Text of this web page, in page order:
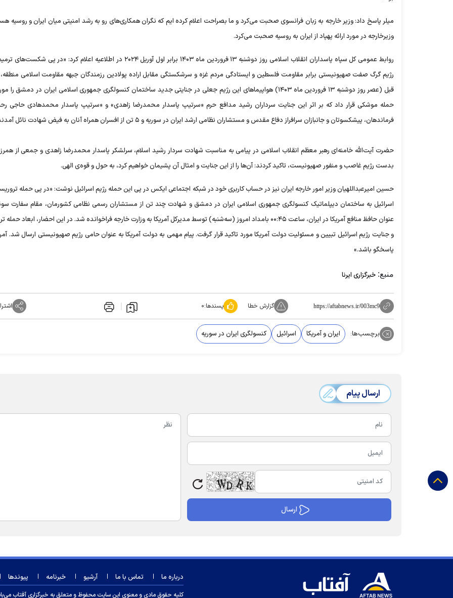
میلر پاسخ داد: وزیر خارجه به زبان فرانسوی صحبت می‌کرد و ما بصراحت اعلام کرده ایم که نگران همکاری‌های رو به رشد امنیتی میان ایران و روسیه
وزیرخارجه در مورد ارائه پهپاد از ایران به روسیه صحبت می‌کرد.
روابط عمومی کل سپاه پاسداران انقلاب اسلامی روز دوشنبه ۱۳ فروردین ماه ۱۴۰۳ برابر اول آوریل ۲۰۲۴ در اطلاعیه اعلام کرد: «در
رژیم گرگ صفت صهیونیستی برابر مقاومت فلسطین و ایستادگی مردم غزه و سرشکستگی مقابل اراده پولادین رزمندگان جبهه مقاومت اسلامی
قبل (عصر روز دوشنبه ۱۳ فروردین ماه ۱۴۰۳) هواپیما‌های این رژیم جعلی در جنایتی جدید ساختمان کنسولگری جمهوری اسلامی ایران در دمشق
حمله موشکی قرار داد که بر اثر این جنایت سرداران رشید مدافع حرم «سرتیپ پاسدار محمدرضا زاهدی» و «سرتیپ پاسدار محمدهادی حاجی
فرماندهان، پیشکسوتان و جانبازان سرافراز دفاع مقدس و مستشاران نظامی ارشد ایران در سوریه و ۵ تن از افسران همراه آنان به فیض شهادت نائل آمدند.»
حضرت آیت‌الله خامنه‌ای رهبر معظم انقلاب اسلامی در پیامی به مناسبت شهادت سردار رشید اسلام، سرلشکر پاسدار محمدرضا زاهدی و جمعی از
بدست رژیم غاصب و منفور صهیونیست، تاکید کردند: آن‌ها را از این جنایت و امثال آن پشیمان خواهیم کرد، به حول و قوه‌ی الهی.
حسین امیرعبداللهیان وزیر امور خارجه ایران نیز در حساب کاربری خود در شبکه اجتماعی ایکس در پی این حمله رژیم اسرائیل نوشت: «‏در پی حمله
اسرائیل به ساختمان دیپلماتیک کنسولگری جمهوری اسلامی ایران در دمشق و شهادت چند تن از مستشاران رسمی نظامی کشورمان، مقام سفارت
عنوان حافظ منافع آمریکا در ایران، ساعت ۰۰:۴۵ بامداد امروز (سه‌شنبه) توسط مدیرکل آمریکا به وزارت خارجه فراخوانده شد. در این احضار، ابعاد
و جنایت رژیم اسرائیل تبیین و مسئولیت دولت آمریکا مورد تاکید قرار گرفت. پیام مهمی به دولت آمریکا به عنوان حامی رژیم صهیونیستی ارسال شد.
پاسخگو باشد.»
منبع: خبرگزاری ایرنا
https://aftabnews.ir/003mc9 گزارش خطا پسندها:۰
برچسب‌ها: ایران و آمریکا اسرائیل کنسولگری ایران در سوریه
ارسال پیام
درباره ما تماس با ما آرشیو خبرنامه پیوندها
کلیه حقوق مادی و معنوی این سایت محفوظ و متعلق به خبرگزاری آفتاب